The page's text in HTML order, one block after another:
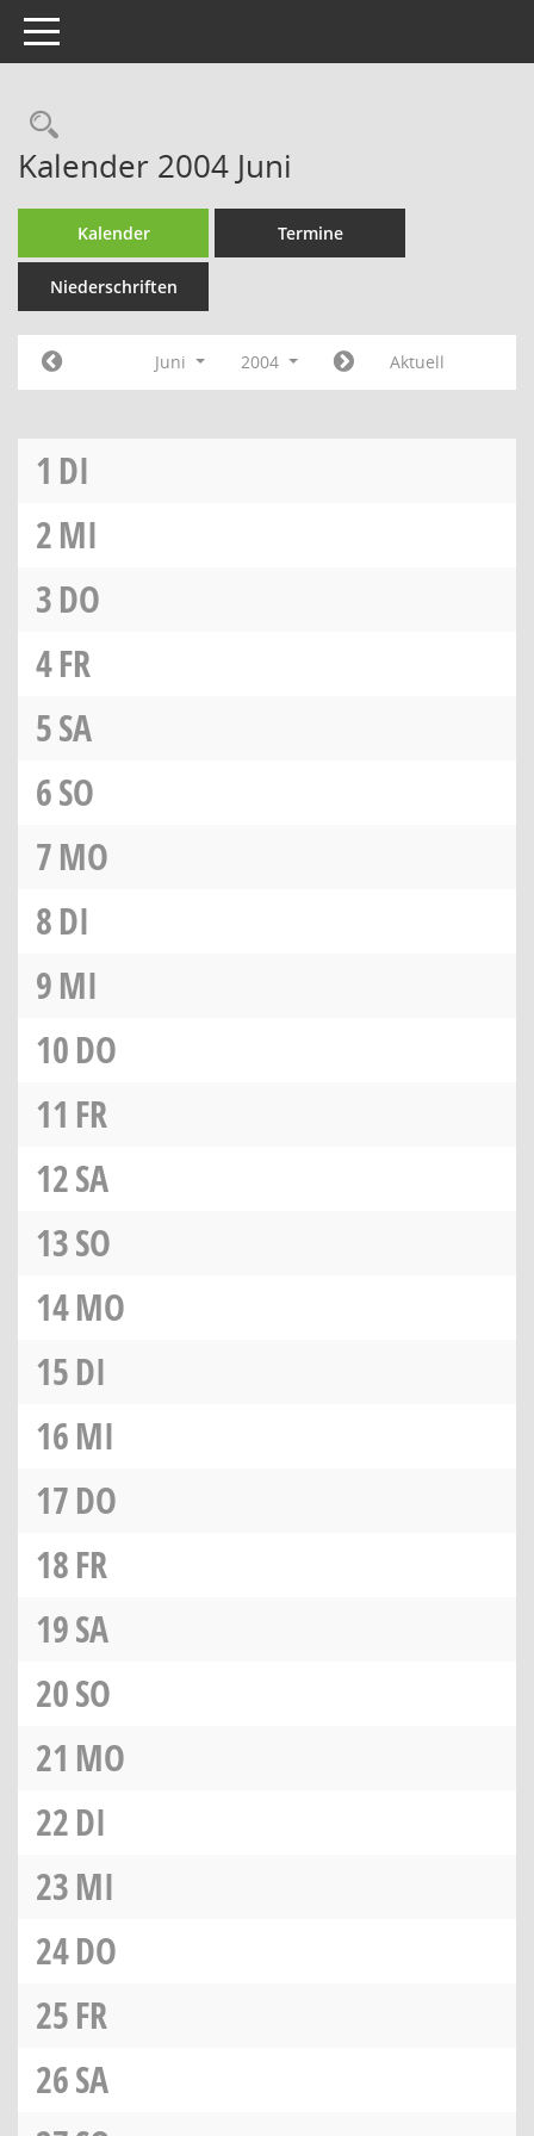
Toggle navigation
Rechercheauswahl
Kalender 2004 Juni
Kalender Termine
Niederschriften
Juni 2004 Aktuell
1 DI
2MI
3DO
4FR
5SA
6SO
7MO
8DI
9MI
10DO
11 FR
12SA
13SO
14MO
15DI
16MI
17DO
18FR
19SA
20SO
21 MO
22DI
23MI
24DO
25FR
26SA